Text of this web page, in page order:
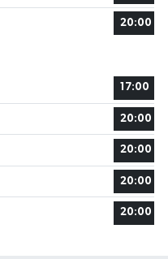
20:00
17:00
20:00
20:00
20:00
20:00